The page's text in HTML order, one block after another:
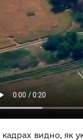
кадрах видно, як